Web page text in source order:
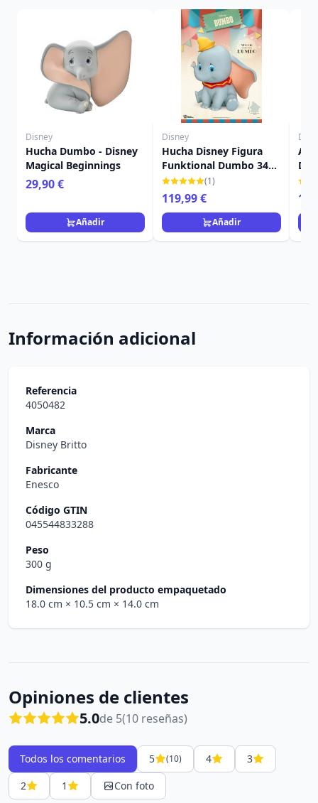
Disney
Hucha Dumbo - Disney
Magical Beginnings
29,90 €
Añadir
Disney
Hucha Disney Figura
Funktional Dumbo 34
cm
(1)
119,99 €
Añadir
Información adicional
Referencia
4050482
Marca
Disney Britto
Fabricante
Enesco
Código GTIN
045544833288
Peso
300 g
Dimensiones del producto empaquetado
18.0 cm × 10.5 cm × 14.0 cm
Opiniones de clientes
5.0de 5(10 reseñas)
Todos los comentarios 5 (10) 4
3
2
1 Con foto